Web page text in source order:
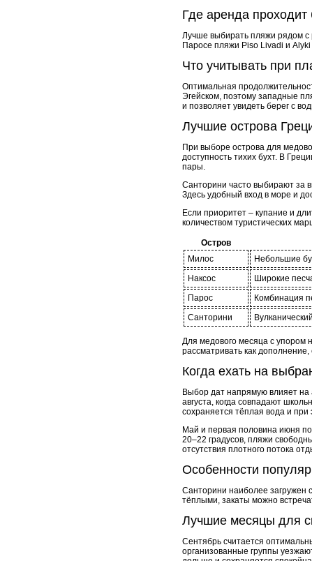
Где аренда проходит
Лучше выбирать пляжи рядом с
Паросе пляжи Piso Livadi и
Что учитывать при
Оптимальная
Эгейском, поэтому западные
и позволяет увидеть берег с
Лучшие острова
При выборе острова для
доступность тихих бухт. В
пары.
Санторини часто выбирают за
Здесь удобный вход в море и
Если приоритет – купание и
количеством туристических
Остров
Милос
Небольшие
Наксос
Широкие
Парос
Комбинация
Санторини
Для медового месяца с упором
рассматривать как
Когда ехать на
Выбор дат напрямую влияет на
августа, когда совпадают
сохраняется тёплая вода и
Май и первая половина июня
20–22 градусов, пляжи
отсутствия плотного потока
Особенности
Санторини наиболее загружен
тёплыми, закаты можно
Лучшие месяцы для
Сентябрь считается
организованные группы